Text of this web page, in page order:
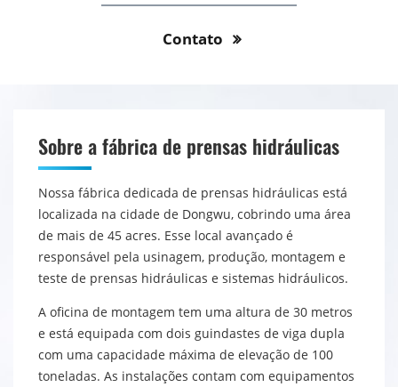
Contato
Sobre a fábrica de prensas hidráulicas
Nossa fábrica dedicada de prensas hidráulicas está
localizada na cidade de Dongwu, cobrindo uma área
de mais de 45 acres. Esse local avançado é
responsável pela usinagem, produção, montagem e
teste de prensas hidráulicas e sistemas hidráulicos.
A oficina de montagem tem uma altura de 30 metros
e está equipada com dois guindastes de viga dupla
com uma capacidade máxima de elevação de 100
toneladas. As instalações contam com equipamentos